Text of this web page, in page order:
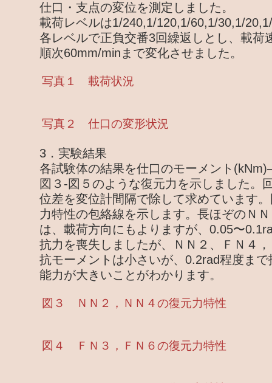
仕口・支点の変位を測定しました。
載荷レベルは1/240,1/120,1/60,1/30,1/
各レベルで正負交番3回繰返しとし、載荷
順次60mm/minまで変化させました。
写真１ 載荷状況
写真２ 仕口の変形状況
3．実験結果
各試験体の結果を仕口のモーメント
図３-図５のような復元力を示しました。
位差を変位計間隔で除して求めています
力特性の包絡線を示します。長ほぞのＮ
は、載荷方向にもよりますが、0.05〜
抗力を喪失しましたが、ＮＮ２、ＦＮ４
抗モーメントは小さいが、0.2rad程度ま
能力が大きいことがわかります。
図３ ＮＮ２，ＮＮ４の復元力特性
図４ ＦＮ３，ＦＮ６の復元力特性